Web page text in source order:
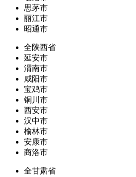
思茅市
丽江市
昭通市
全陕西省
延安市
渭南市
咸阳市
宝鸡市
铜川市
西安市
汉中市
榆林市
安康市
商洛市
全甘肃省